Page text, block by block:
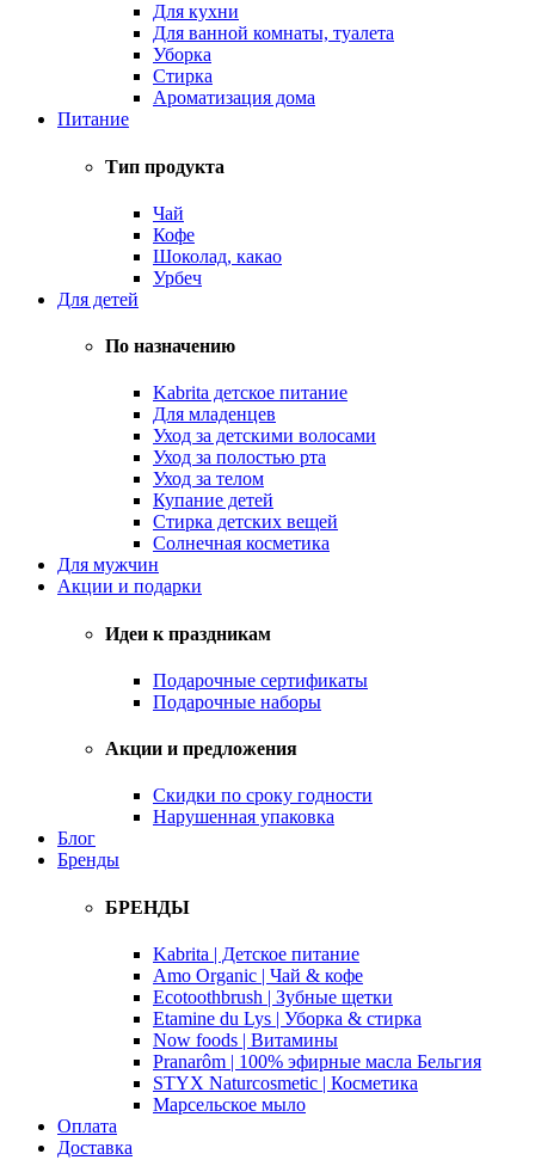
Для кухни
Для ванной комнаты, туалета
Уборка
Стирка
Ароматизация дома
Питание
Тип продукта
Чай
Кофе
Шоколад, какао
Урбеч
Для детей
По назначению
Kabrita детское питание
Для младенцев
Уход за детскими волосами
Уход за полостью рта
Уход за телом
Купание детей
Стирка детских вещей
Солнечная косметика
Для мужчин
Акции и подарки
Идеи к праздникам
Подарочные сертификаты
Подарочные наборы
Акции и предложения
Скидки по сроку годности
Нарушенная упаковка
Блог
Бренды
БРЕНДЫ
Kabrita | Детское питание
Amo Organic | Чай & кофе
Ecotoothbrush | Зубные щетки
Etamine du Lys | Уборка & стирка
Now foods | Витамины
Pranarôm | 100% эфирные масла Бельгия
STYX Naturcosmetic | Косметика
Марсельское мыло
Оплата
Доставка